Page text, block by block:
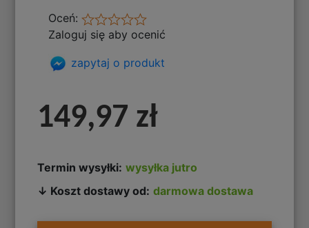
Oceń:
Zaloguj się aby ocenić
zapytaj o produkt
149,97 zł
Termin wysyłki: wysyłka jutro
↓ Koszt dostawy od: darmowa dostawa